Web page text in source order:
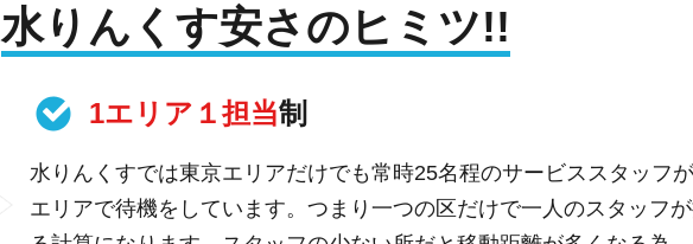
水りんくす安さのヒミツ!!
1エリア１担当制
水りんくすでは東京エリアだけでも常時25名程のサービススタッフ
エリアで待機をしています。つまり一つの区だけで一人のスタッフ